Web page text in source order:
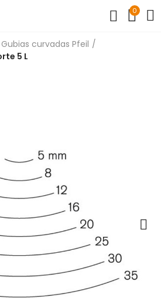
0
Gubias curvadas Pfeil
5 L